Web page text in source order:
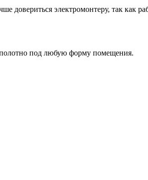
довериться электромонтеру, так как
под любую форму помещения.